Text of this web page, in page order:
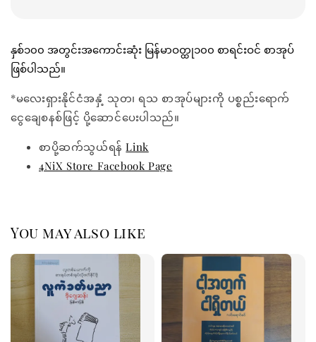
နှစ်၁၀၀ အတွင်းအကောင်းဆုံး မြန်မာဝတ္ထု၁၀၀ စာရင်းဝင် စာအုပ်
ဖြစ်ပါသည်။
*မလေးရှားနိုင်ငံအနှံ့ သုတ၊ ရသ စာအုပ်များကို ပစ္စည်းရောက်
ငွေချေစနစ်ဖြင့် ပို့ဆောင်ပေးပါသည်။
စာပို့ဆက်သွယ်ရန်Link
4NiX Store Facebook Page
You may also like